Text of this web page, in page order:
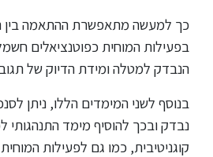
כך למעשה מתאפשרת ההתאמה בין
בפעילות המוחית כפוטנציאלים
הנבדק למטלה ומידת הדיוק של
בנוסף לשני המימדים הללו, ניתן
נבדק ובכך להוסיף מימד התנהגותי
קוגניטיבית, כמו גם לפעילות